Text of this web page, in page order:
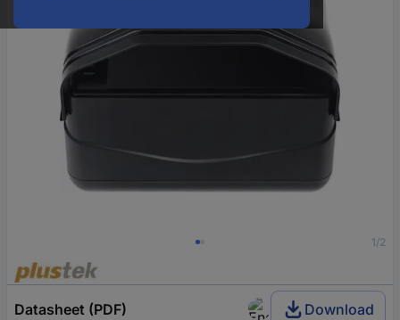
1/2
Datasheet (PDF) Download